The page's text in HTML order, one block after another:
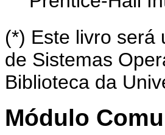
(*) Este livro será
de Sistemas
Biblioteca da
Módulo